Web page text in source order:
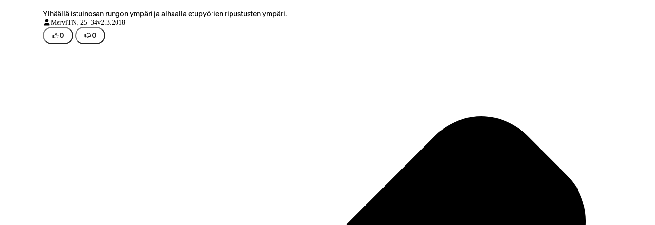
Ylhäällä istuinosan rungon ympäri ja alhaalla etupyörien ripustusten ympäri.
MerviTN, 25–34v2.3.2018
0 0